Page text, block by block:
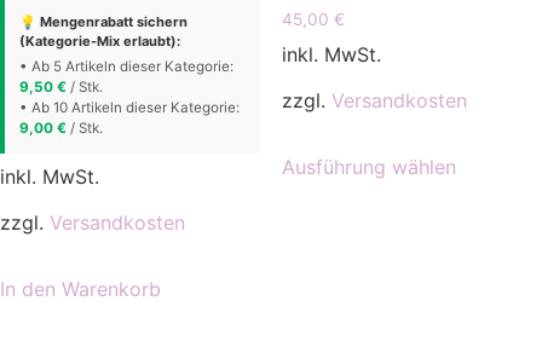
💡 Mengenrabatt sichern
(Kategorie-Mix erlaubt):
• Ab 5 Artikeln dieser Kategorie:
9,50 € / Stk.
• Ab 10 Artikeln dieser Kategorie:
9,00 € / Stk.
inkl. MwSt.
zzgl. Versandkosten
In den Warenkorb
45,00 €
inkl. MwSt.
zzgl. Versandkosten
Ausführung wählenProdukt